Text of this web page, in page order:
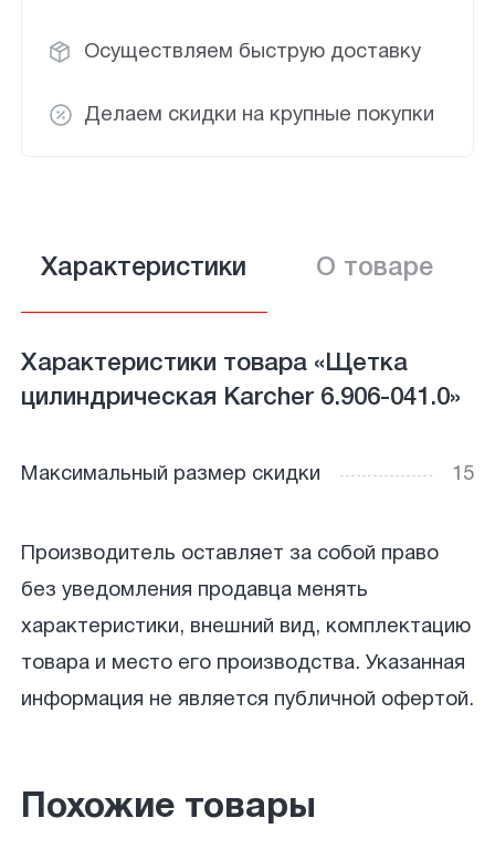
Осуществляем быструю доставку
Делаем скидки на крупные покупки
Характеристики О товаре
Характеристики товара «Щетка
цилиндрическая Кarcher 6.906-041.0»
Максимальный размер скидки 15
Производитель оставляет за собой право
без уведомления продавца менять
характеристики, внешний вид, комплектацию
товара и место его производства. Указанная
информация не является публичной офертой.
Похожие товары